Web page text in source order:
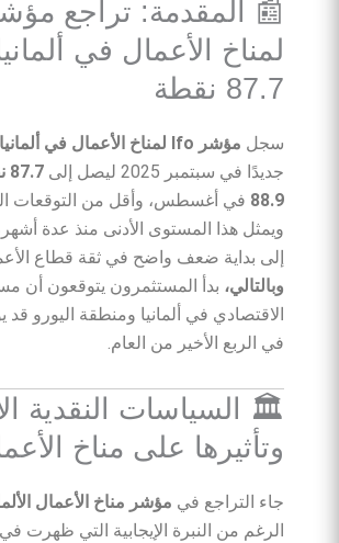
لمناخ الأعمال في
87.7 نقطة
سجل مؤشر Ifo لمناخ الأعمال في ألمانيا
جديدًا في سبتمبر 2025 ليصل إلى
87.7 نقطة
88.9 في أغسطس، وأقل من التوقعات
ويمثل هذا المستوى الأدنى منذ عدة
إلى بداية ضعف واضح في ثقة قطاع
وبالتالي، بدأ المستثمرون يتوقعون أن
الاقتصادي في ألمانيا ومنطقة اليورو
في الربع الأخير من العام.
🏛️ السياسات النقدية
وتأثيرها على مناخ
جاء التراجع في مؤشر مناخ الأعمال
الرغم من النبرة الإيجابية التي ظهرت